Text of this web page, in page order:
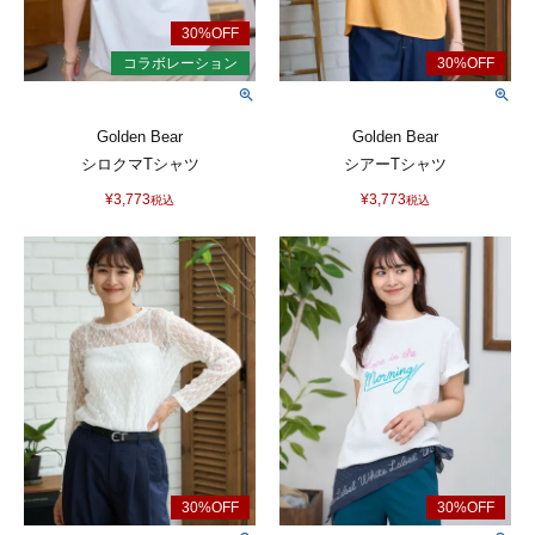
Golden Bear
シロクマTシャツ
¥3,773税込
Golden Bear
シアーTシャツ
¥3,773税込